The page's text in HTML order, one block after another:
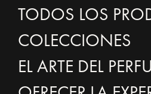
TODOS LOS
COLECCIONES
EL ARTE DEL